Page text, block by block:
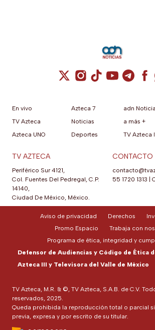
Cuenta de X / Twitter
Cuenta deCuenta de
Cuenta
En vivo
TV Azteca
Azteca UNO
Azteca 7
Noticias
Deportes
adn
a más +
TV Azteca
TV AZTECA
Periférico Sur 4121,
Col. Fuentes Del Pedregal, C.P.
14140,
Ciudad De México, México.
CONTACTO
55 1720 1313 |
TV Azteca, M.R. & ©, TV Azteca, S.A.B. de C.V.
reservados, 2025.
Queda prohibida la reproducción total o parcial
previa, expresa y por escrito de su titular.
Aviso de privacidad Derechos
Promo Espacio
Trabaja con
Programa de ética, integridad y
Defensor de Audiencias y Código de Ética
Azteca III y Televisora del Valle de México